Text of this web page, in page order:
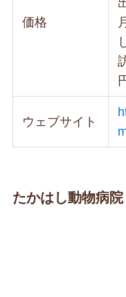
価格
ウェブサイト
たかはし動物病院